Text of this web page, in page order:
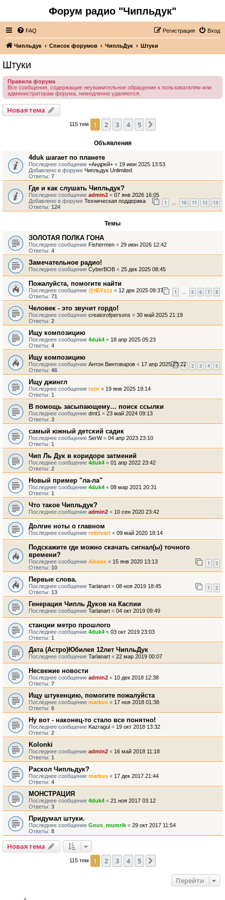
Форум радио "Чипльдук"
FAQ Вход
Регистрация
Чипльдук Список форумов ЧипльДук Штуки
Штуки
Правила форума
Все сообщения, содержащие неуважительное обращение к пользователям или
администраторам форума, немедленно удаляются.
Новая тема
115 тем 1 2 3 4 5
Объявления
4duk шагает по планете
Последнее сообщение +Андрей+ « 19 июн 2025 13:53
Добавлено в форуме Чипльдук Unlimited
Ответы: 7
Где и как слушать Чипльдук?
Последнее сообщение admin2 « 07 янв 2026 16:05
Добавлено в форуме Техническая поддержка
Ответы: 124
1 … 10 11 12 13
Темы
ЗОЛОТАЯ ПОЛКА ГОНА
Последнее сообщение Fishermen « 29 июн 2026 12:42
Ответы: 4
Замечательное радио!
Последнее сообщение CyberBOB « 25 дек 2025 08:45
Пожалуйста, помогите найти
Последнее сообщение @rБУzzz « 12 дек 2025 09:37
Ответы: 71
1 … 5 6 7 8
Человек - это звучит гордо!
Последнее сообщение creatorofpersons « 30 май 2025 21:19
Ответы: 2
Ищу композицию
Последнее сообщение 4duk4 « 18 апр 2025 05:23
Ответы: 4
Ищу композицию
Последнее сообщение Антон Винтоваров « 17 апр 2025 23:22
Ответы: 46
1 2 3 4 5
Ищу джингл
Последнее сообщение toor« 19 янв 2025 19:14
Ответы: 1
В помощь засыпающему… поиск ссылки
Последнее сообщение dmt1 « 23 май 2024 09:13
Ответы: 3
самый южный детский садик
Последнее сообщение SerW« 04 апр 2023 23:10
Ответы: 1
Чип Ль Дук в коридоре затмений
Последнее сообщение 4duk4 « 01 апр 2022 23:42
Ответы: 2
Новый пример "ла-ла"
Последнее сообщение 4duk4 « 08 мар 2021 20:31
Ответы: 1
Что такое Чипльдук?
Последнее сообщение admin2 « 10 сен 2020 23:42
Долгие ноты о главном
Последнее сообщение redrivart « 09 май 2020 18:14
Подскажите где можно скачать сигнал(ы) точного
времени?
Последнее сообщение Alexos « 15 янв 2020 13:13
Ответы: 10
1 2
Первые слова.
Последнее сообщение Tarlanart « 08 ноя 2019 18:45
Ответы: 13
1 2
Генерация Чипль Дуков на Каспии
Последнее сообщение Tarlanart « 04 окт 2019 09:49
станции метро прошлого
Последнее сообщение 4duk4 « 03 окт 2019 23:03
Ответы: 1
Дата (Астро)Юбилея 12лет ЧипльДук
Последнее сообщение Tarlanart « 22 мар 2019 00:07
Несвежие новости
Последнее сообщение admin2 « 10 дек 2018 12:38
Ответы: 7
Ищу штукенцию, помогите пожалуйста
Последнее сообщение markus « 17 ноя 2018 01:38
Ответы: 6
Ну вот - наконец-то стало все понятно!
Последнее сообщение Kazragul « 19 окт 2018 13:32
Ответы: 2
Kolonki
Последнее сообщение admin2 « 16 май 2018 11:18
Ответы: 1
Раскол Чипльдук?
Последнее сообщение markus « 17 дек 2017 21:44
Ответы: 4
МОНСТРАЦИЯ
Последнее сообщение 4duk4 « 21 ноя 2017 03:12
Ответы: 3
Придумал штуки.
Последнее сообщение Gnus_mumrik « 29 окт 2017 11:54
Ответы: 8
Новая тема
115 тем 1 2 3 4 5
Перейти